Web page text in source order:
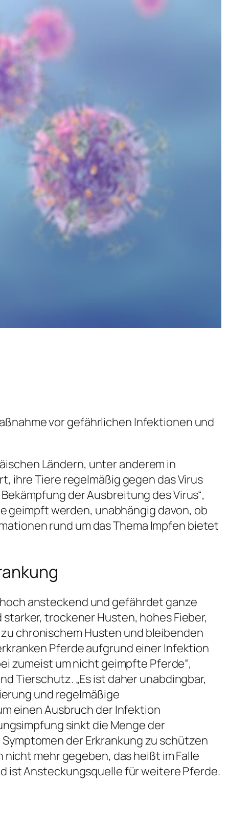
vor gefährlichen Infektionen und
Ländern, unter anderem in
ihre Tiere regelmäßig gegen das Virus
der Ausbreitung des Virus“,
geimpft werden, unabhängig davon, ob
rund um das Thema Impfen bietet
ansteckend und gefährdet ganze
trockener Husten, hohes Fieber,
chronischem Husten und bleibenden
Pferde aufgrund einer Infektion
zumeist um nicht geimpfte Pferde“,
Tierschutz. „Es ist daher unabdingbar,
und regelmäßige
einen Ausbruch der Infektion
sinkt die Menge der
der Erkrankung zu schützen
mehr gegeben, das heißt im Falle
ist Ansteckungsquelle für weitere Pferde.